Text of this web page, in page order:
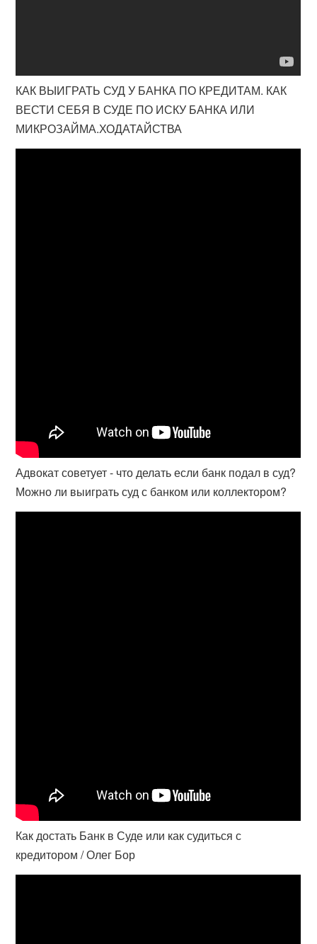
КАК ВЫИГРАТЬ СУД У БАНКА ПО КРЕДИТАМ. КАК
ВЕСТИ СЕБЯ В СУДЕ ПО ИСКУ БАНКА ИЛИ
МИКРОЗАЙМА.ХОДАТАЙСТВА
Адвокат советует - что делать если банк подал в суд?
Можно ли выиграть суд с банком или коллектором?
Как достать Банк в Суде или как судиться с
кредитором / Олег Бор